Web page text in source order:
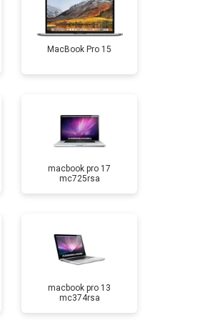
MacBook Pro 15
macbook pro 17
mc725rsa
macbook pro 13
mc374rsa